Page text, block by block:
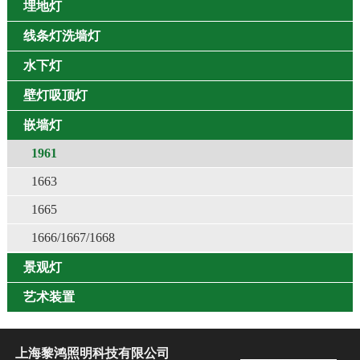
埋地灯
线条灯洗墙灯
水下灯
壁灯吸顶灯
嵌墙灯
1961
1663
1665
1666/1667/1668
景观灯
艺术装置
上海黎鸿照明科技有限公司